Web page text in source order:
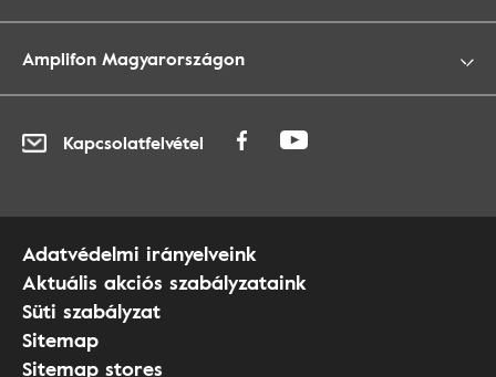
Amplifon Magyarországon
Kapcsolatfelvétel
Adatvédelmi irányelveink
Aktuális akciós szabályzataink
Süti szabályzat
Sitemap
Sitemap stores